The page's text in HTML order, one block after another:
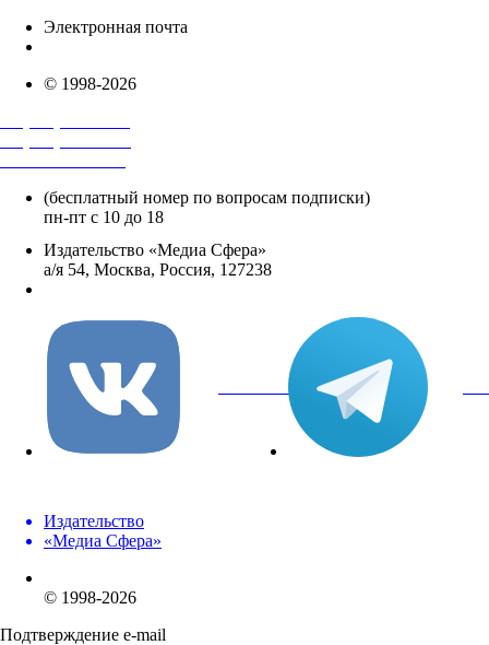
Электронная почта
© 1998-2026
(бесплатный номер по вопросам подписки)
пн-пт с 10 до 18
Издательство «Медиа Сфера»
а/я 54, Москва, Россия, 127238
вКонтакте
Издательство
«Медиа Сфера»
© 1998-2026
Подтверждение e-mail